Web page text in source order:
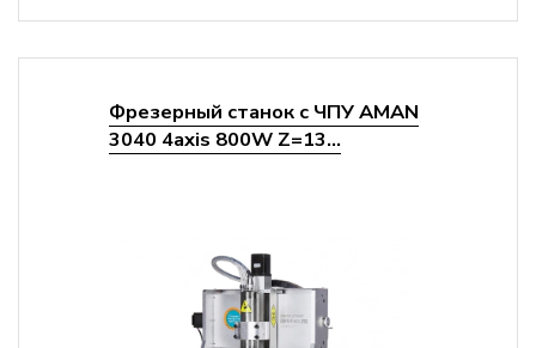
Фрезерный станок с ЧПУ AMAN
3040 4axis 800W Z=13...